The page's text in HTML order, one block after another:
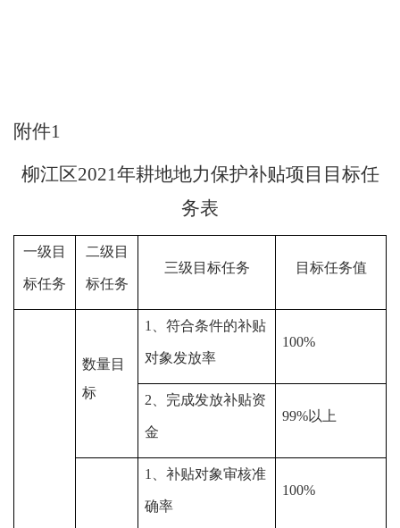
附件1
柳江区2021年耕地地力保护补贴项目目标任
务表
一级目
标任务
二级目
标任务
三级目标任务 目标任务值
数量目
标
1 、符合条件的补贴
对象发放率
100%
2 、完成发放补贴资
金
99%以上
1 、补贴对象审核准
确率
100%